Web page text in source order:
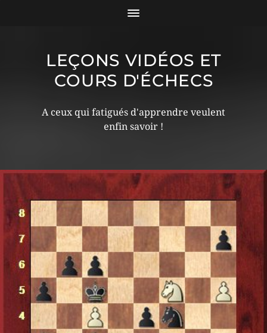
LEÇONS VIDÉOS ET
COURS D'ÉCHECS
A ceux qui fatigués d'apprendre veulent
enfin savoir !